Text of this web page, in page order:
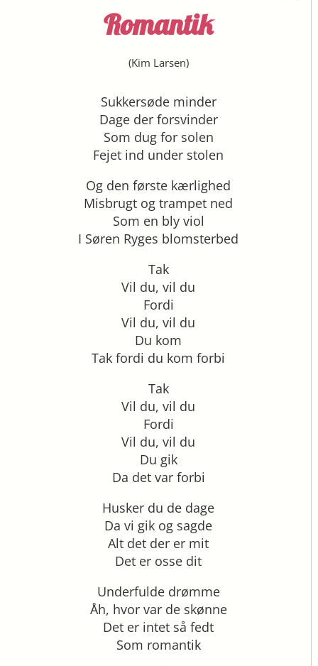
Romantik
(Kim Larsen)
Sukkersøde minder
Dage der forsvinder
Som dug for solen
Fejet ind under stolen
Og den første kærlighed
Misbrugt og trampet ned
Som en bly viol
I Søren Ryges blomsterbed
Tak
Vil du, vil du
Fordi
Vil du, vil du
Du kom
Tak fordi du kom forbi
Tak
Vil du, vil du
Fordi
Vil du, vil du
Du gik
Da det var forbi
Husker du de dage
Da vi gik og sagde
Alt det der er mit
Det er osse dit
Underfulde drømme
Åh, hvor var de skønne
Det er intet så fedt
Som romantik